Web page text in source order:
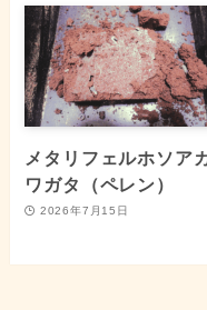
メタリフェルホソア
ワガタ（ペレン）
2026年7月15日